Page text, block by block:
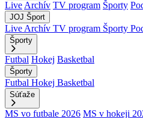
Live Archív TV program Športy
JOJ Šport
Live Archív TV program Športy
Športy
Futbal Hokej Basketbal
Športy
Futbal Hokej Basketbal
Súťaže
MS vo futbale 2026 MS v hokeji